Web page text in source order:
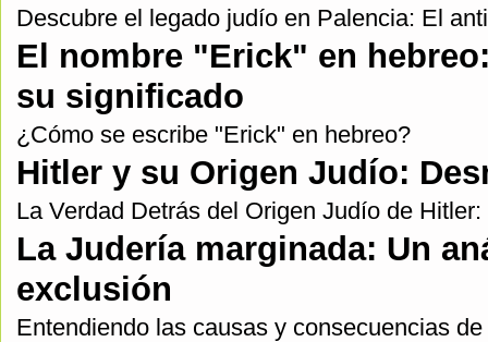
Descubre el legado judío en Palencia: El
El nombre "Erick" en
su significado
¿Cómo se escribe "Erick" en hebreo?
Hitler y su Origen Judío:
La Verdad Detrás del Origen Judío de
La Judería marginada: Un
exclusión
Entendiendo las causas y consecuencias